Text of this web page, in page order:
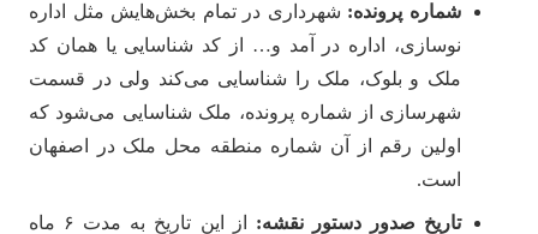
شماره پرونده: شهرداری در تمام بخش‌هایش مثل اداره
نوسازی، اداره در آمد و… از کد شناسایی یا همان کد
ملک و بلوک، ملک را شناسایی می‌کند ولی در قسمت
شهرسازی از شماره پرونده، ملک شناسایی می‌شود که
اولین رقم از آن شماره منطقه محل ملک در اصفهان
است.
تاریخ صدور دستور نقشه:
از این تاریخ به مدت ۶ ماه